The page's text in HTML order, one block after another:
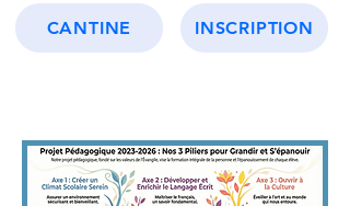
CANTINE INSCRIPTION